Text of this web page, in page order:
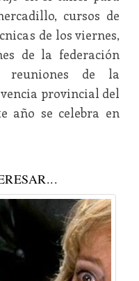
cursos de
de los viernes,
de la federación
reuniones de la
provincial del
año se celebra en